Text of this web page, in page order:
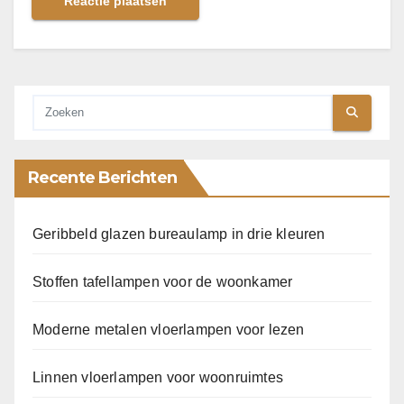
Recente Berichten
Geribbeld glazen bureaulamp in drie kleuren
Stoffen tafellampen voor de woonkamer
Moderne metalen vloerlampen voor lezen
Linnen vloerlampen voor woonruimtes